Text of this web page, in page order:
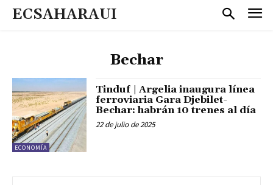
ECSAHARAUI
Bechar
ECONOMÍA
Tinduf | Argelia inaugura línea
ferroviaria Gara Djebilet-
Bechar: habrán 10 trenes al día
22 de julio de 2025